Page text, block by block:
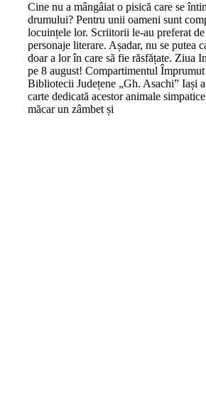
Cine nu a mângâiat o pisică care se
drumului? Pentru unii oameni sunt
locuințele lor. Scriitorii le-au preferat
personaje literare. Așadar, nu se putea
doar a lor în care să fie răsfățate. Ziua
pe 8 august! Compartimentul
Bibliotecii Județene „Gh. Asachi” Iași
carte dedicată acestor animale
măcar un zâmbet și